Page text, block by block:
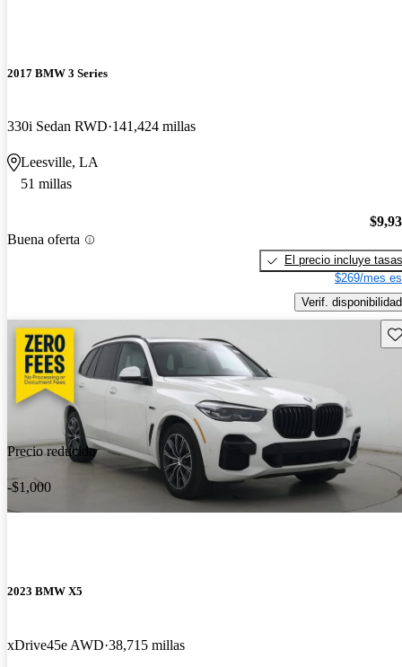
2017 BMW 3 Series
330i Sedan RWD 141,424 millas
Leesville, LA
51 millas
Buena oferta
El precio incluye tasas
$269/mes
Verif. disponibilidad
Precio reducido
-$1,000
2023 BMW X5
xDrive45e AWD 38,715 millas